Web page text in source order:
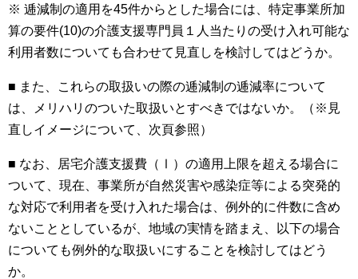
※ 逓減制の適用を45件からとした場合には、特定事業所加
算の要件(10)の介護支援専門員１人当たりの受け入れ可能な
利用者数についても合わせて見直しを検討してはどうか。
■ また、これらの取扱いの際の逓減制の逓減率について
は、メリハリのついた取扱いとすべきではないか。（※見
直しイメージについて、次頁参照）
■ なお、居宅介護支援費（Ⅰ）の適用上限を超える場合に
ついて、現在、事業所が自然災害や感染症等による突発的
な対応で利用者を受け入れた場合は、例外的に件数に含め
ないこととしているが、地域の実情を踏まえ、以下の場合
についても例外的な取扱いにすることを検討してはどう
か。